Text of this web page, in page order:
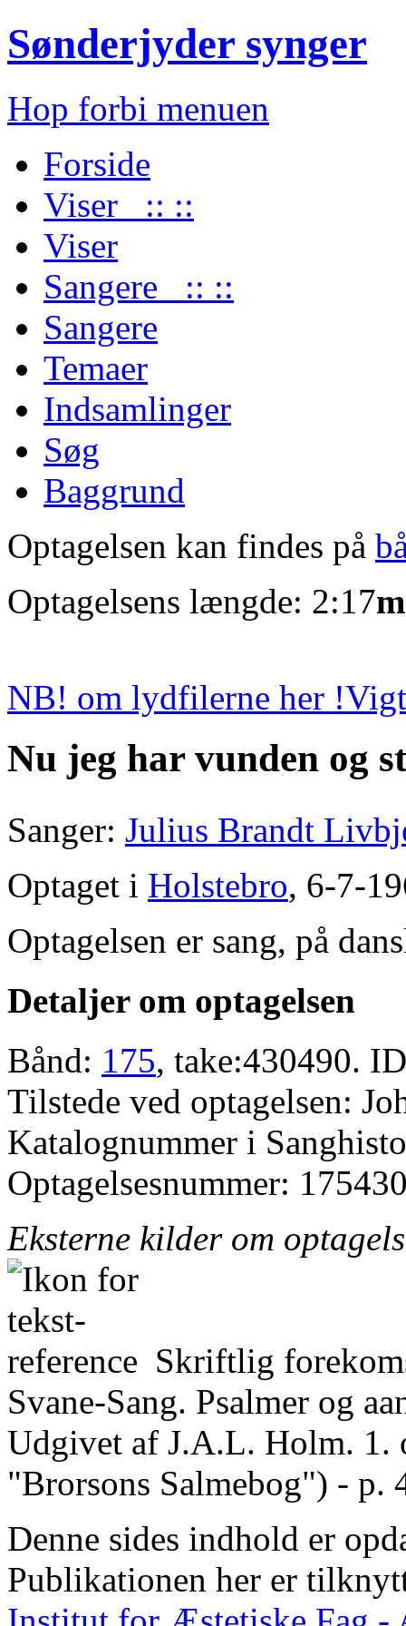
Sønderjyder synger
Hop forbi menuen
Forside
Viser :: ::
Viser
Sangere :: ::
Sangere
Temaer
Indsamlinger
Søg
Baggrund
Optagelsen kan findes på
Optagelsens længde: 2:17
NB! om lydfilerne her !
Nu jeg har vunden og
Sanger: Julius Brandt
Optaget i Holstebro, 6-7-
Optagelsen er sang, på
Detaljer om optagelsen
Bånd: 175, take:430490.
Tilstede ved optagelsen:
Katalognummer i
Optagelsesnummer:
Eksterne kilder om
Skriftlig
Svane-Sang. Psalmer og
Udgivet af J.A.L. Holm. 1.
"Brorsons Salmebog") - p.
Denne sides indhold er
Publikationen her er